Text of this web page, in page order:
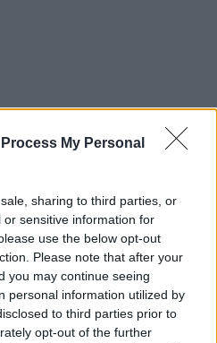
My Personal
sharing to third parties, or
sensitive information for
use the below opt-out
Please note that after your
you may continue seeing
personal information utilized by
to third parties prior to
opt-out of the further